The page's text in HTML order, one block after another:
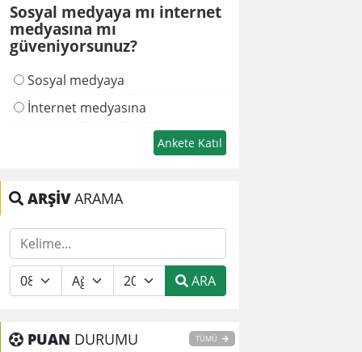
Sosyal medyaya mı internet
medyasına mı
güveniyorsunuz?
Sosyal medyaya
İnternet medyasına
ARŞİVARAMA
ARA
PUAN DURUMU TÜMÜ